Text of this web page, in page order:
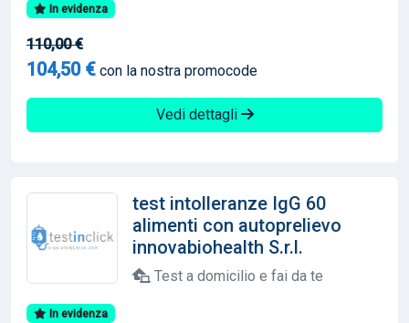
In evidenza
110,00 €
104,50 € con la nostra promocode
Vedi dettagli
test intolleranze IgG 60
alimenti con autoprelievo
innovabiohealth S.r.l.
Test a domicilio e fai da te
In evidenza